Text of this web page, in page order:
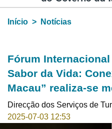
Índice
Início
Notícias
Fórum
Sabor da Vida:
Macau” realiza-se
Direcção dos Serviços de
2025-07-03 12:53